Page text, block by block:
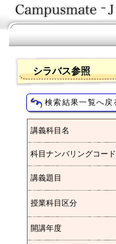
シラバス参照
講義科目名
科目ナンバリングコード
講義題目
授業科目区分
開講年度